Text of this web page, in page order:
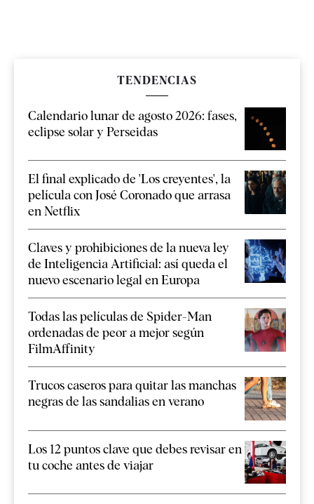
TENDENCIAS
Calendario lunar de agosto 2026: fases,
eclipse solar y Perseidas
El final explicado de 'Los creyentes', la
película con José Coronado que arrasa
en Netflix
Claves y prohibiciones de la nueva ley
de Inteligencia Artificial: así queda el
nuevo escenario legal en Europa
Todas las películas de Spider-Man
ordenadas de peor a mejor según
FilmAffinity
Trucos caseros para quitar las manchas
negras de las sandalias en verano
Los 12 puntos clave que debes revisar en
tu coche antes de viajar